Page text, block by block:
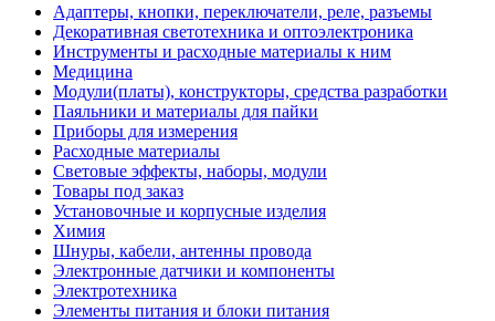
Адаптеры, кнопки, переключатели, реле, разъемы
Декоративная светотехника и оптоэлектроника
Инструменты и расходные материалы к ним
Медицина
Модули(платы), конструкторы, средства разработки
Паяльники и материалы для пайки
Приборы для измерения
Расходные материалы
Световые эффекты, наборы, модули
Товары под заказ
Установочные и корпусные изделия
Химия
Шнуры, кабели, антенны провода
Электронные датчики и компоненты
Электротехника
Элементы питания и блоки питания